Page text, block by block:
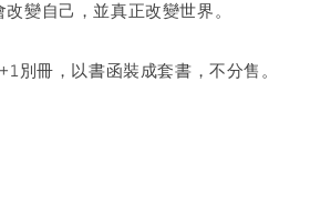
變自己，並真正改變世界。
別冊，以書函裝成套書，不分售。